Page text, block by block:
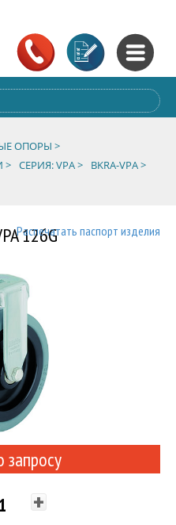
ОПОРЫ >
> СЕРИЯ: VPA >
BKRA-VPA >
126G
Распечатать паспорт изделия
запросу
+